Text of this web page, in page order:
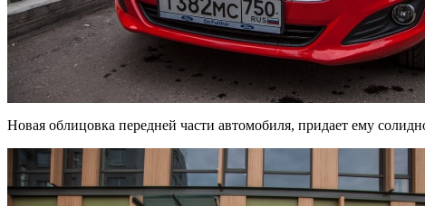
Новая облицовка передней части автомобиля, придает ему